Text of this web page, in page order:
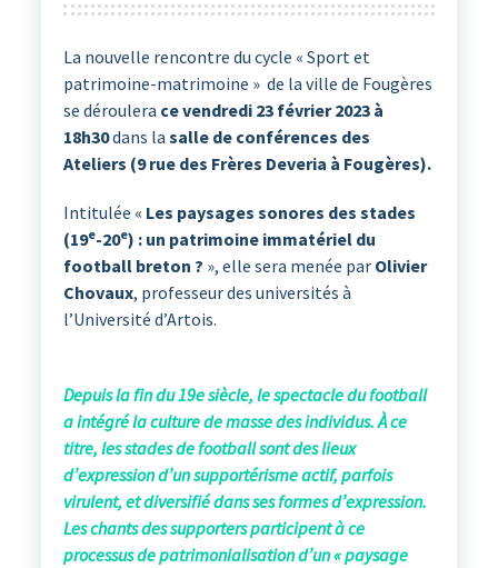
La nouvelle rencontre du cycle « Sport et
patrimoine-matrimoine » de la ville de Fougères
se déroulera ce vendredi 23 février 2023 à
18h30dans la salle de conférences des
Ateliers (9 rue des Frères Deveria à Fougères).
Intitulée « Les paysages sonores des stades
(19e-20e) : un patrimoine immatériel du
football breton ? », elle sera menée par Olivier
Chovaux, professeur des universités à
l’Université d’Artois.
Depuis la fin du 19e siècle, le spectacle du football
a intégré la culture de masse des individus. À ce
titre, les stades de football sont des lieux
d’expression d’un supportérisme actif, parfois
virulent, et diversifié dans ses formes d’expression.
Les chants des supporters participent à ce
processus de patrimonialisation d’un « paysage